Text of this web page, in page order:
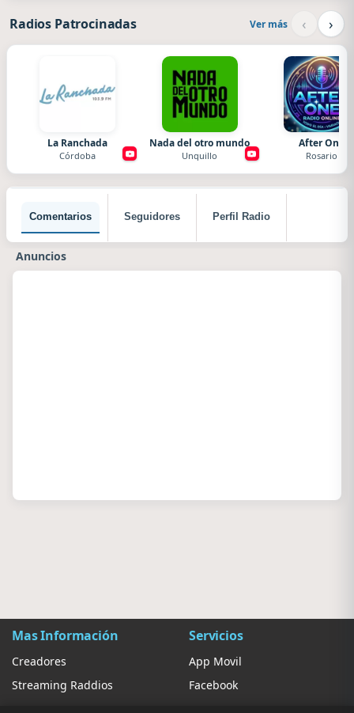
Radios Patrocinadas Ver más ‹ ›
La Ranchada
Córdoba
Nada del otro mundo
Unquillo
After One
Rosario
Comentarios Seguidores Perfil Radio
Anuncios
Mas Información
Creadores
Streaming Raddios
Servicios
App Movil
Facebook